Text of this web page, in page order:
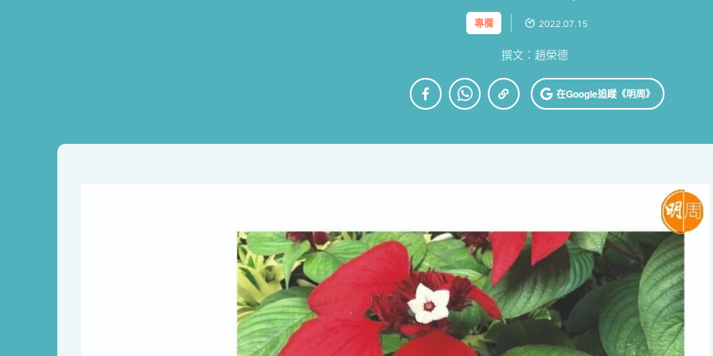
專欄 2022.07.15
撰文：趙榮德
在Google追蹤《明周》